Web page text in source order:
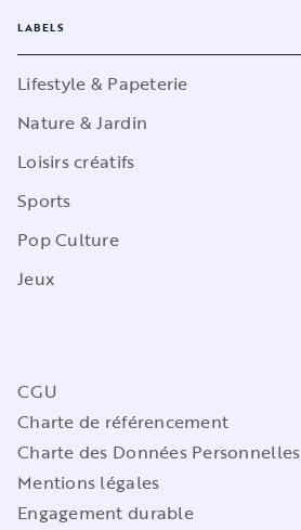
LABELS
Lifestyle & Papeterie
Nature & Jardin
Loisirs créatifs
Sports
Pop Culture
Jeux
CGU
Charte de référencement
Charte des Données Personnelles
Mentions légales
Engagement durable